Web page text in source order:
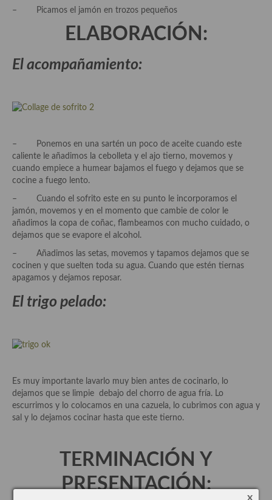
Legumbres y cereales
Plato principal
Carne
Pescado y Marisco
Postres y dulces
Postres con frutas
Quesos, recetas
Salazones y encurtidos
Recetas Especiales
Recetas maridadas con los mejores AOVES
Resumen tematicos de recetas
Cocinas del mundo
Cocina Argentina
Cocina Brasileña
– Picamos el jamón en trozos pequeños
ELABORACIÓN:
El acompañamiento:
– Ponemos en una sartén un poco de aceite cuando este
caliente le añadimos la cebolleta y el ajo tierno, movemos y
cuando empiece a humear bajamos el fuego y dejamos que se
cocine a fuego lento.
– Cuando el sofrito este en su punto le incorporamos el
jamón, movemos y en el momento que cambie de color le
añadimos la copa de coñac, flambeamos con mucho cuidado, o
dejamos que se evapore el alcohol.
– Añadimos las setas, movemos y tapamos dejamos que se
cocinen y que suelten toda su agua. Cuando que estén tiernas
apagamos y dejamos reposar.
El trigo pelado:
Es muy importante lavarlo muy bien antes de cocinarlo, lo
dejamos que se limpie debajo del chorro de agua fría. Lo
escurrimos y lo colocamos en una cazuela, lo cubrimos con agua y
sal y lo dejamos cocinar hasta que este tierno.
TERMINACIÓN Y
PRESENTACIÓN:
x